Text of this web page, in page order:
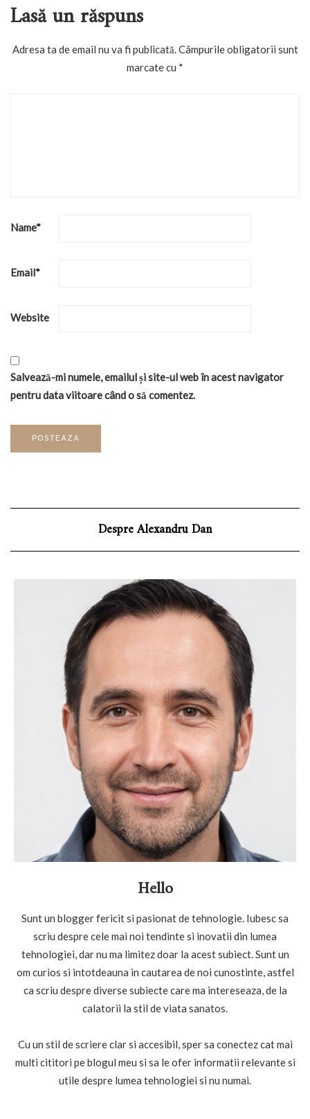
Lasă un răspuns
Adresa ta de email nu va fi publicată.Câmpurile obligatorii sunt
marcate cu *
Name*
Email*
Website
Salvează-mi numele, emailul și site-ul web în acest navigator
pentru data viitoare când o să comentez.
Despre Alexandru Dan
Hello
Sunt un blogger fericit si pasionat de tehnologie. Iubesc sa
scriu despre cele mai noi tendinte si inovatii din lumea
tehnologiei, dar nu ma limitez doar la acest subiect. Sunt un
om curios si intotdeauna in cautarea de noi cunostinte, astfel
ca scriu despre diverse subiecte care ma intereseaza, de la
calatorii la stil de viata sanatos.
Cu un stil de scriere clar si accesibil, sper sa conectez cat mai
multi cititori pe blogul meu si sa le ofer informatii relevante si
utile despre lumea tehnologiei si nu numai.